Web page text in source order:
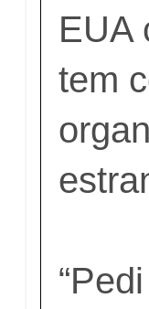
EUA
tem